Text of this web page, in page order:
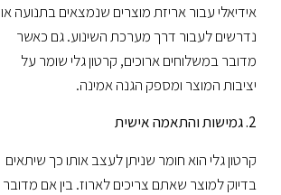
אידיאלי עבור אריזת מוצרים שנמצאים בתנועה או
נדרשים לעבור דרך מערכת השינוע. גם כאשר
מדובר במשלוחים ארוכים, קרטון גלי שומר על
יציבות המוצר ומספק הגנה אמינה.
2. גמישות והתאמה אישית
קרטון גלי הוא חומר שניתן לעצב אותו כך שיתאים
בדיוק למוצר שאתם צריכים לארוז. בין אם מדובר